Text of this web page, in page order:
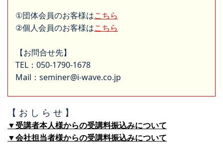
①団体会員のお客様はこちら
②個人会員のお客様はこちら
【お問合せ先】
TEL：050-1790-1678
Mail：seminer@i-wave.co.jp
【 お し ら せ 】
▼受講者本人様からの受講料振込みについて
▼会社担当者様からの受講料振込みについて